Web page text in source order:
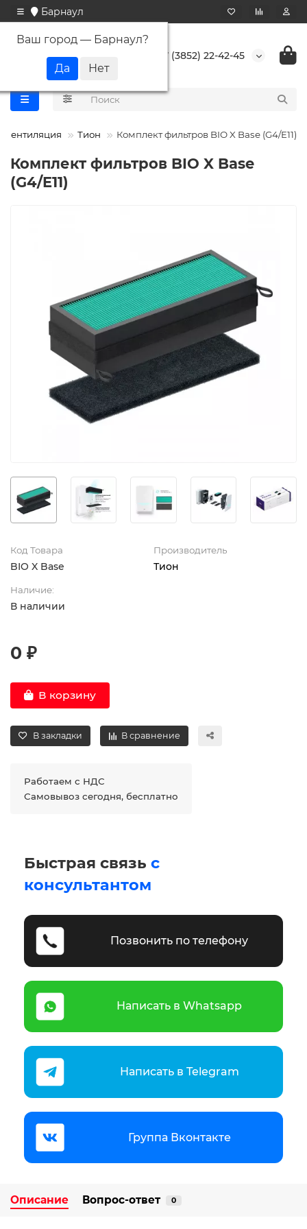
Барнаул
Ваш город — Барнаул?
+7 (3852) 22-42-45
Вентиляция Тион Комплект фильтров BIO X Base (G4/E11)
Комплект фильтров BIO X Base
(G4/E11)
Код Товара
BIO X Base
Производитель
Тион
Наличие:
В наличии
0 ₽
В корзину
В закладки В сравнение
Работаем с НДС
Самовывоз сегодня, бесплатно
Быстрая связь с
консультантом
Позвонить по телефону
Написать в Whatsapp
Написать в Telegram
Группа Вконтакте
Описание Вопрос-ответ 0